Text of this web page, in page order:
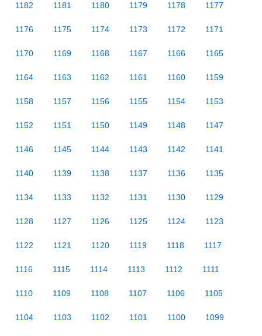
1182 1181 1180 1179 1178 1177
1176 1175 1174 1173 1172 1171
1170 1169 1168 1167 1166 1165
1164 1163 1162 1161 1160 1159
1158 1157 1156 1155 1154 1153
1152 1151 1150 1149 1148 1147
1146 1145 1144 1143 1142 1141
1140 1139 1138 1137 1136 1135
1134 1133 1132 1131 1130 1129
1128 1127 1126 1125 1124 1123
1122 1121 1120 1119 1118 1117
1116 1115 1114 1113 1112 1111
1110 1109 1108 1107 1106 1105
1104 1103 1102 1101 1100 1099